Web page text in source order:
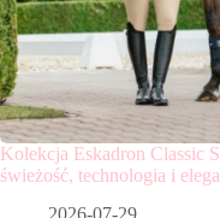
Kolekcja Eskadron Classic
świeżość, technologia i